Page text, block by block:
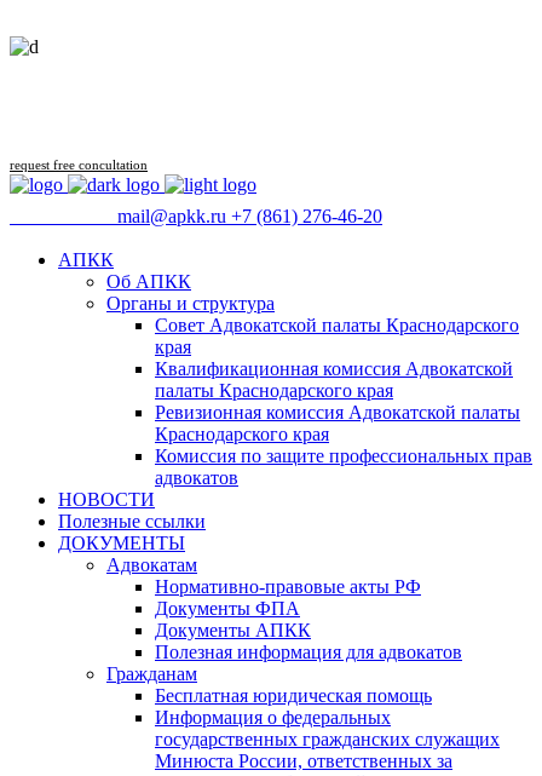
request free concultation
mail@apkk.ru +7 (861) 276-46-20
АПКК
Об АПКК
Органы и структура
Совет Адвокатской палаты Краснодарского
края
Квалификационная комиссия Адвокатской
палаты Краснодарского края
Ревизионная комиссия Адвокатской палаты
Краснодарского края
Комиссия по защите профессиональных прав
адвокатов
НОВОСТИ
Полезные ссылки
ДОКУМЕНТЫ
Адвокатам
Нормативно-правовые акты РФ
Документы ФПА
Документы АПКК
Полезная информация для адвокатов
Гражданам
Бесплатная юридическая помощь
Информация о федеральных
государственных гражданских служащих
Минюста России, ответственных за